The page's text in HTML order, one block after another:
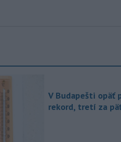
V Budapešti opäť
rekord, tretí za